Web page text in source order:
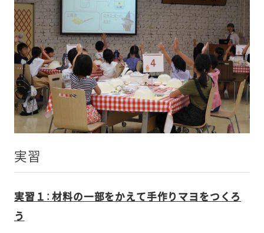
実習
実習１：材料の一部をかえて手作りマヨをつくろ
う